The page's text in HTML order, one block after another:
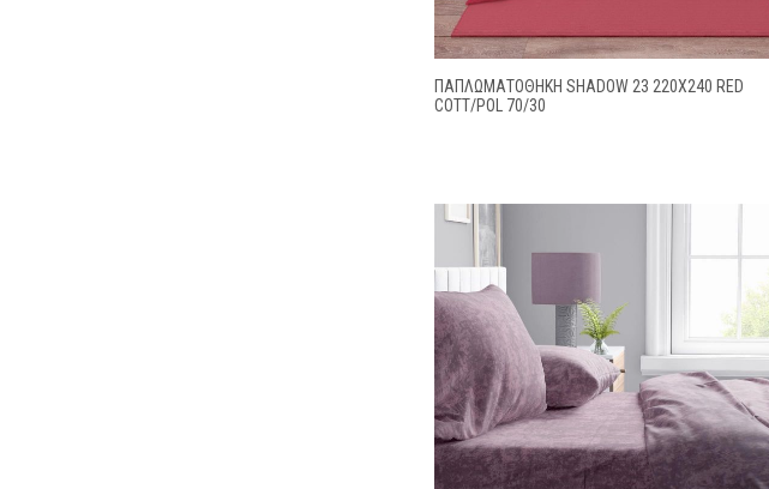
ΠΑΠΛΩΜΑΤΟΘΉΚΗ SHADOW 23 220X240 RED
COTT/POL 70/30